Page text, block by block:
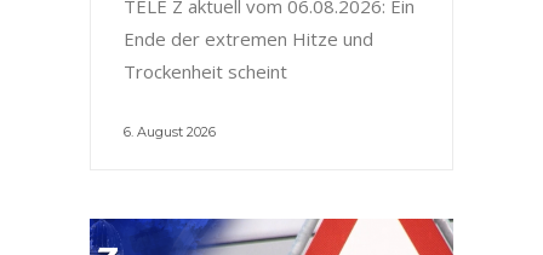
TELE Z aktuell vom 06.08.2026: Ein
Ende der extremen Hitze und
Trockenheit scheint
6. August 2026